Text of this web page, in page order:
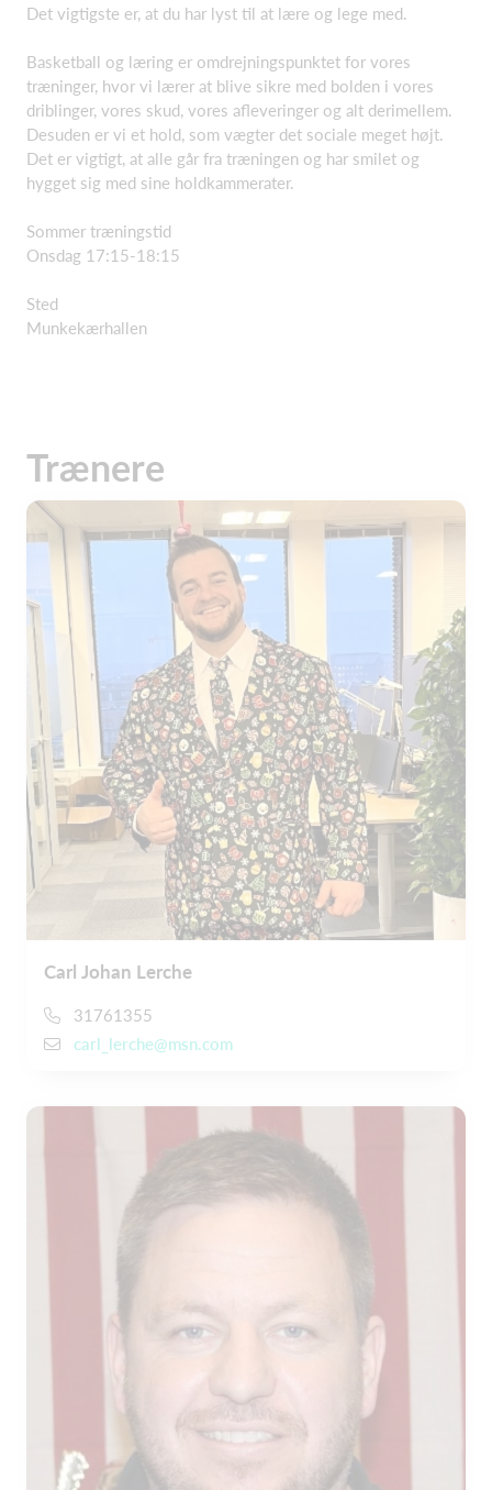
Det vigtigste er, at du har lyst til at lære og lege med.
Basketball og læring er omdrejningspunktet for vores
træninger, hvor vi lærer at blive sikre med bolden i vores
driblinger, vores skud, vores afleveringer og alt derimellem.
Desuden er vi et hold, som vægter det sociale meget højt.
Det er vigtigt, at alle går fra træningen og har smilet og
hygget sig med sine holdkammerater.
Sommer træningstid
Onsdag 17:15-18:15
Sted
Munkekærhallen
Trænere
Carl Johan Lerche
31761355
carl_lerche@msn.com